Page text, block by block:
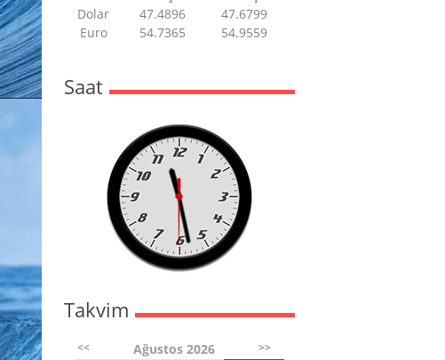
Dolar
47.4896
47.6799
Euro
54.7365 54.9559
Saat
Takvim
<< Ağustos 2026 >>